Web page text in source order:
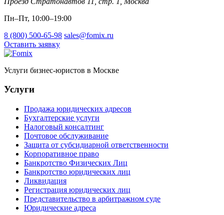
Пн–Пт, 10:00–19:00
8 (800) 500-65-98 sales@fomix.ru
Оставить заявку
Услуги бизнес-юристов в Москве
Услуги
Продажа юридических адресов
Бухгалтерские услуги
Налоговый консалтинг
Почтовое обслуживание
Защита от субсидиарной ответственности
Корпоративное право
Банкротство Физических Лиц
Банкротство юридических лиц
Ликвидация
Регистрация юридических лиц
Представительство в арбитражном суде
Юридические адреса